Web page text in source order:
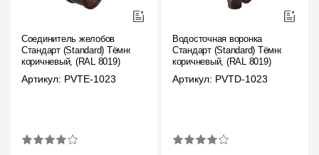
Соединитель желобов
Стандарт (Standard) Тёмно-
коричневый, (RAL 8019)
Артикул: PVTE-1023
Водосточная воронка
Стандарт (Standard) Тёмно-
коричневый, (RAL 8019)
Артикул: PVTD-1023